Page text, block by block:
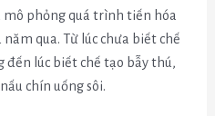
mô phỏng quá trình tiến hóa
qua. Từ lúc chưa biết chế
đến lúc biết chế tạo bẫy thú,
chín uống sôi.